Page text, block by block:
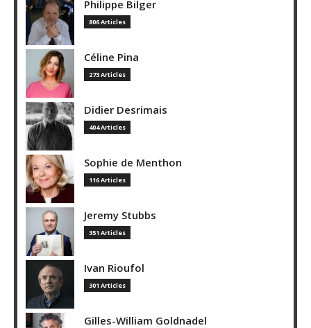
Philippe Bilger
806 Articles
Céline Pina
273 Articles
Didier Desrimais
404 Articles
Sophie de Menthon
116 Articles
Jeremy Stubbs
351 Articles
Ivan Rioufol
301 Articles
Gilles-William Goldnadel